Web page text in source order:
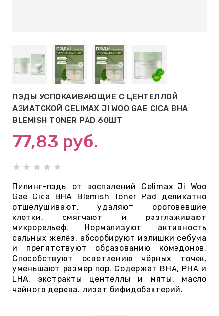
КРЕМЫ
ПАТЧИ
ПЭДЫ УСПОКАИВАЮЩИЕ С ЦЕНТЕЛЛОЙ
АЗИАТСКОЙ CELIMAX JI WOO GAE CICA BHA
BLEMISH TONER PAD 60ШТ
77,83 руб.
Пилинг-пэды от воспалений Celimax Ji Woo
Gae Cica BHA Blemish Toner Pad деликатно
отшелушивают, удаляют ороговевшие
клетки, смягчают и разглаживают
микрорельеф. Нормализуют активность
сальных желёз, абсорбируют излишки себума
и препятствуют образованию комедонов.
Способствуют осветлению чёрных точек,
уменьшают размер пор. Содержат BHA, PHA и
LHA, экстракты центеллы и мяты, масло
чайного дерева, лизат бифидобактерий.